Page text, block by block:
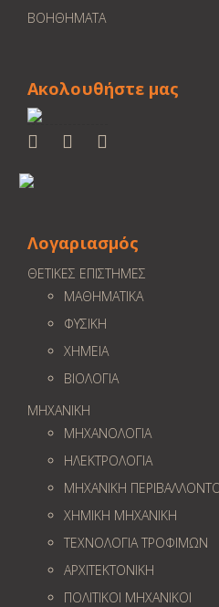
ΒΟΗΘΗΜΑΤΑ
Ακολουθήστε μας
Λογαριασμός
ΘΕΤΙΚΕΣ ΕΠΙΣΤΗΜΕΣ
ΜΑΘΗΜΑΤΙΚΑ
ΦΥΣΙΚΗ
ΧΗΜΕΙΑ
ΒΙΟΛΟΓΙΑ
ΜΗΧΑΝΙΚΗ
ΜΗΧΑΝΟΛΟΓΙΑ
ΗΛΕΚΤΡΟΛΟΓΙΑ
ΜΗΧΑΝΙΚΗ
ΧΗΜΙΚΗ ΜΗΧΑΝΙΚΗ
ΤΕΧΝΟΛΟΓΙΑ ΤΡΟΦΙΜΩΝ
ΑΡΧΙΤΕΚΤΟΝΙΚΗ
ΠΟΛΙΤΙΚΟΙ ΜΗΧΑΝΙΚΟΙ